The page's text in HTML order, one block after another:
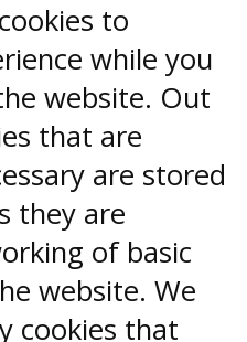
to
while you
website. Out
that are
are stored
they are
of basic
website. We
cookies that